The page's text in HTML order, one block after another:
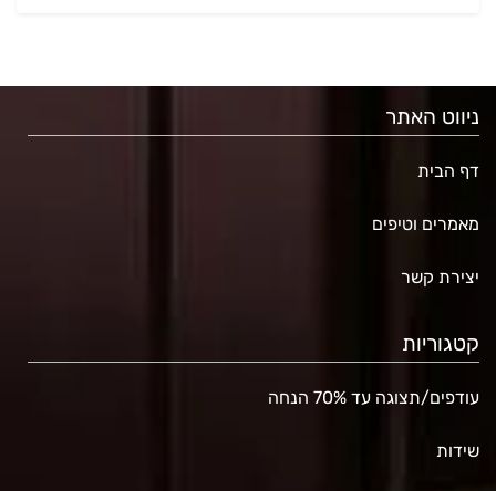
ניווט האתר
דף הבית
מאמרים וטיפים
יצירת קשר
קטגוריות
עודפים/תצוגה עד 70% הנחה
שידות